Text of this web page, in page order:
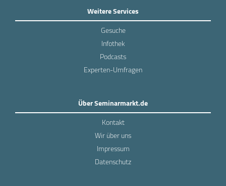
Weitere Services
Gesuche
Infothek
Podcasts
Experten-Umfragen
Über Seminarmarkt.de
Kontakt
Wir über uns
Impressum
Datenschutz